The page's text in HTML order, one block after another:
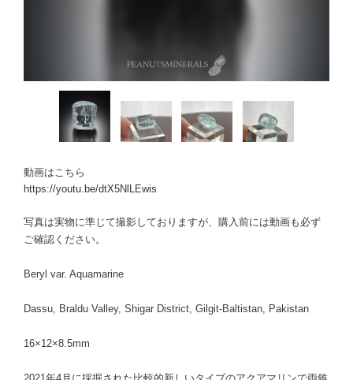
動画はこちら
https://youtu.be/dtX5NlLEwis
写真は実物に準じて撮影しておりますが、購入前には動画も必ず
ご確認ください。
Beryl var. Aquamarine
Dassu, Braldu Valley, Shigar District, Gilgit-Baltistan, Pakistan
16×12×8.5mm